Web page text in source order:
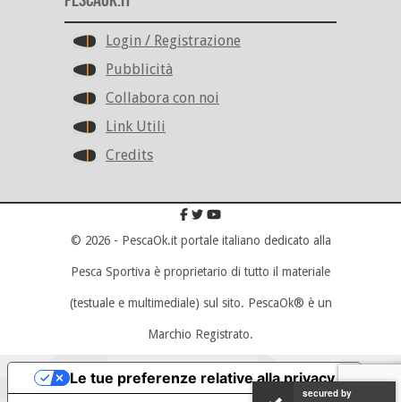
Login / Registrazione
Pubblicità
Collabora con noi
Link Utili
Credits
© 2026 - PescaOk.it portale italiano dedicato alla
Pesca Sportiva è proprietario di tutto il materiale
(testuale e multimediale) sul sito. PescaOk® è un
Marchio Registrato.
Scroll To Top
Le tue preferenze relative alla privacy
secured by
secured by